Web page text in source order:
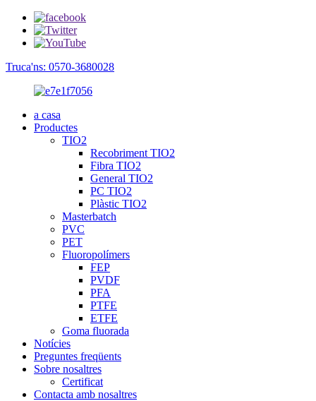
Truca'ns: 0570-3680028
a casa
Productes
TIO2
Recobriment TIO2
Fibra TIO2
General TIO2
PC TIO2
Plàstic TIO2
Masterbatch
PVC
PET
Fluoropolímers
FEP
PVDF
PFA
PTFE
ETFE
Goma fluorada
Notícies
Preguntes freqüents
Sobre nosaltres
Certificat
Contacta amb nosaltres